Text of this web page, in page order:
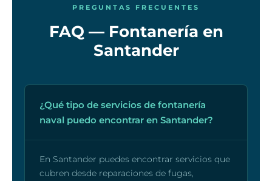
PREGUNTAS FRECUENTES
FAQ — Fontanería en
Santander
¿Qué tipo de servicios de fontanería
naval puedo encontrar en Santander?
En Santander puedes encontrar servicios que
cubren desde reparaciones de fugas,